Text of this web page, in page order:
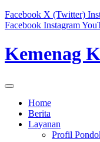
Facebook X (Twitter)
Facebook Instagram
Kemenag
Home
Berita
Layanan
Profil